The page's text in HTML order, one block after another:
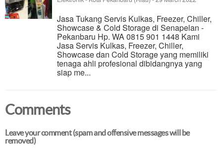
Jasa Tukang Servis Kulkas, Freezer, Chiller,
Showcase & Cold Storage di Senapelan -
Pekanbaru Hp. WA 0815 901 1448 Kami
Jasa Servis Kulkas, Freezer, Chiller,
Showcase dan Cold Storage yang memiliki
tenaga ahli profesional dibidangnya yang
siap me...
Comments
Leave your comment (spam and offensive messages will be
removed)